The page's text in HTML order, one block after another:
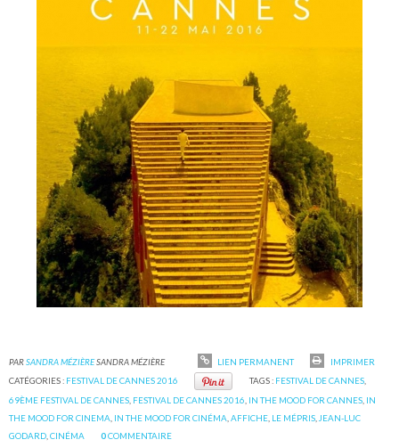
PARSANDRA MÉZIÈRESANDRA MÉZIÈRE LIEN PERMANENT
IMPRIMER
CATÉGORIES : FESTIVAL DE CANNES 2016 TAGS : FESTIVAL DE CANNES,
69ÈME FESTIVAL DE CANNES FESTIVAL DE CANNES 2016 IN THE MOOD FOR CANNES IN
THE MOOD FOR CINEMA IN THE MOOD FOR CINÉMA ,AFFICHE LE MÉPRIS JEAN-LUC
GODARD ,CINÉMA 0COMMENTAIRE